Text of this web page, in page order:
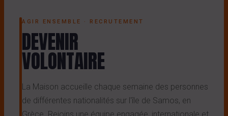
AGIR ENSEMBLE · RECRUTEMENT
DEVENIR
VOLONTAIRE
La Maison accueille chaque semaine des personnes
de différentes nationalités sur l'île de Samos, en